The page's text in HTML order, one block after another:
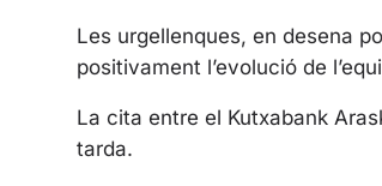
Les urgellenques, en desena
positivament l’evolució de
La cita entre el Kutxabank
tarda.